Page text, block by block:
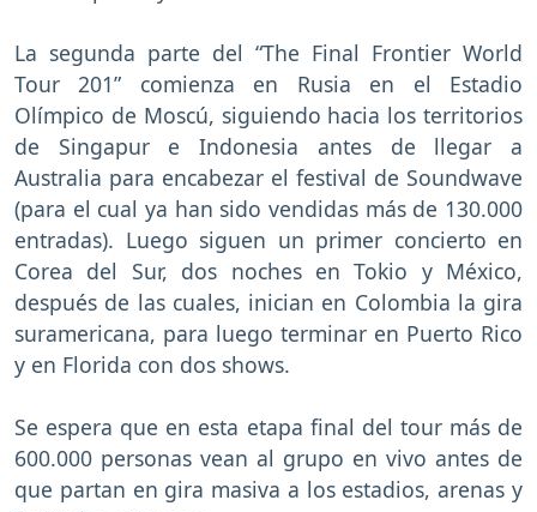
La segunda parte del “The Final Frontier World
Tour 201” comienza en Rusia en el Estadio
Olímpico de Moscú, siguiendo hacia los territorios
de Singapur e Indonesia antes de llegar a
Australia para encabezar el festival de Soundwave
(para el cual ya han sido vendidas más de 130.000
entradas). Luego siguen un primer concierto en
Corea del Sur, dos noches en Tokio y México,
después de las cuales, inician en Colombia la gira
suramericana, para luego terminar en Puerto Rico
y en Florida con dos shows.
Se espera que en esta etapa final del tour más de
600.000 personas vean al grupo en vivo antes de
que partan en gira masiva a los estadios, arenas y